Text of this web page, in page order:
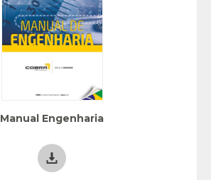
Manual Engenharia